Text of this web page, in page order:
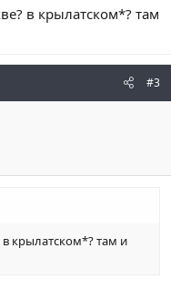
в крылатском*? там
#3
в крылатском*? там и